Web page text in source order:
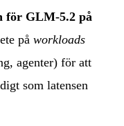
för GLM-5.2 på
på workloads
agenter) för att
som latensen